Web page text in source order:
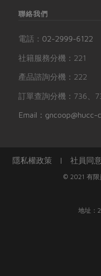
聯絡我們
電話： 02-2999-6122
社籍服務分機：221
產品諮詢分機：222
訂單查詢分機：736、
Email：gncoop@hucc-
隱私權政策 | 社員同
© 2021 有限
地址：